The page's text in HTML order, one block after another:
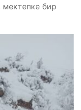
мектепке бир